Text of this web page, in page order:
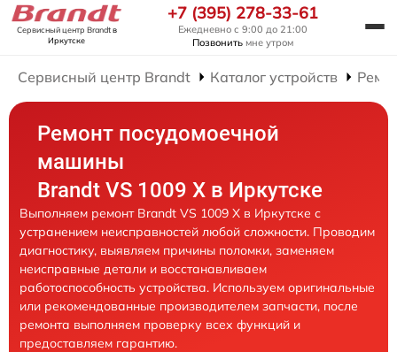
Сервисный центр Brandtв
Иркутске
+7 (395) 278-33-61
Ежедневно с 9:00 до 21:00
Позвонить мне утром
Сервисный центр Brandt Каталог устройств
Ремонт посудомоечной
машины
Brandt VS 1009 X в Иркутске
Выполняем ремонт Brandt VS 1009 X в Иркутске с
устранением неисправностей любой сложности. Проводим
диагностику, выявляем причины поломки, заменяем
неисправные детали и восстанавливаем
работоспособность устройства. Используем оригинальные
или рекомендованные производителем запчасти, после
ремонта выполняем проверку всех функций и
предоставляем гарантию.